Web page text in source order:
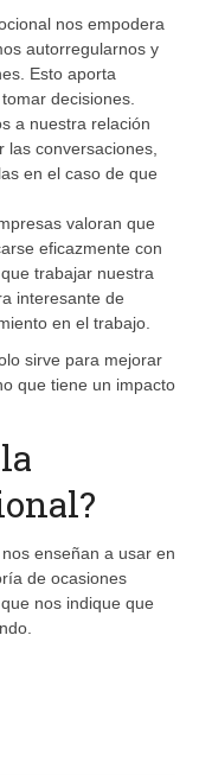
nos empodera
autorregularnos y
Esto aporta
decisiones.
a nuestra relación
conversaciones,
en el caso de que
valoran que
eficazmente con
trabajar nuestra
interesante de
en el trabajo.
sirve para mejorar
que tiene un impacto
enseñan a usar en
de ocasiones
nos indique que